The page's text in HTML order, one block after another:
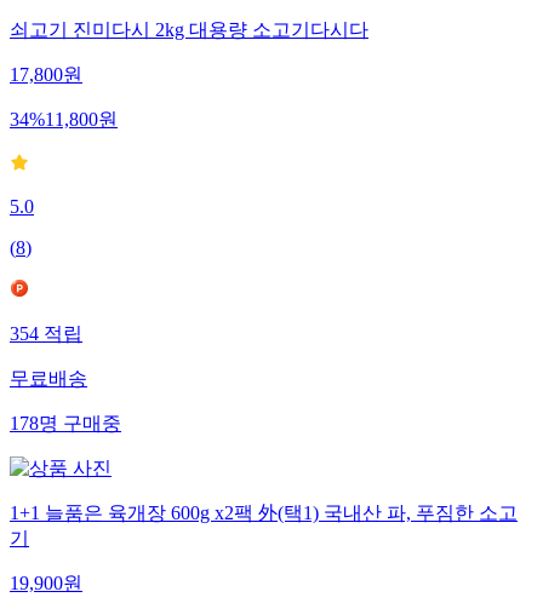
쇠고기 진미다시 2kg 대용량 소고기다시다
17,800원
34%11,800원
5.0
(8)
354적립
무료배송
178명구매중
1+1 늘품은 육개장 600g x2팩 外(택1) 국내산 파, 푸짐한 소고
기
19,900원